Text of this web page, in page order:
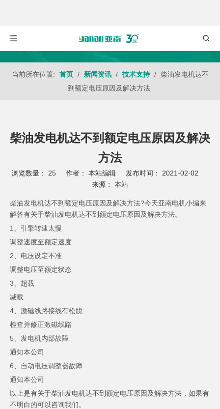
当前所在位置: 首页 / 新闻资讯 / 技术支持 /
柴油发电机达不
到额定电压原因及解决方法
柴油发电机达不到额定电压原因及解决
方法
浏览数量： 25 作者： 本站编辑 发布时间： 2021-02-02
来源： 本站
["wechat","weibo","qzone","douban","email"]
柴油发电机达不到额定电压原因及解决方法?今天亚南电机小编来
解答有关于柴油发电机达不到额定电压原因及解决方法。
1、引擎转速太慢
调整速度至额定速度
2、电压设定不准
调整电压至额定状态
3、超载
减载
4、激磁线路接线有松脱
检查并修正激磁线路
5、发电机内部故障
通知本公司
6、自动电压调整器故障
通知本公司
以上是有关于柴油发电机达不到额定电压原因及解决方法，如果有
不明白的可以咨询我们。